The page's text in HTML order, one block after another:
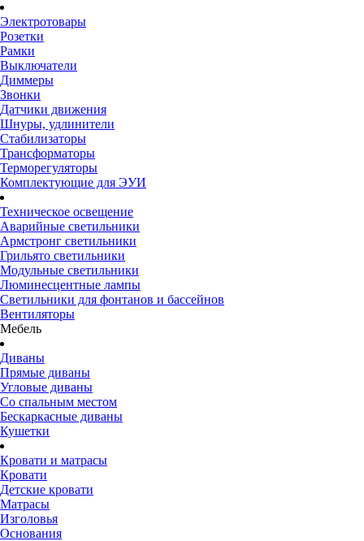
Электротовары
Розетки
Рамки
Выключатели
Диммеры
Звонки
Датчики движения
Шнуры, удлинители
Стабилизаторы
Трансформаторы
Терморегуляторы
Комплектующие для ЭУИ
Техническое освещение
Аварийные светильники
Армстронг светильники
Грильято светильники
Модульные светильники
Люминесцентные лампы
Светильники для фонтанов и бассейнов
Вентиляторы
Мебель
Диваны
Прямые диваны
Угловые диваны
Со спальным местом
Бескаркасные диваны
Кушетки
Кровати и матрасы
Кровати
Детские кровати
Матрасы
Изголовья
Основания